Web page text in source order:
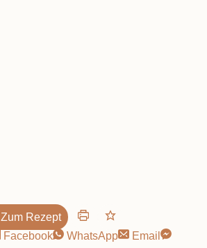
Zum Rezept
Facebook WhatsApp
Email